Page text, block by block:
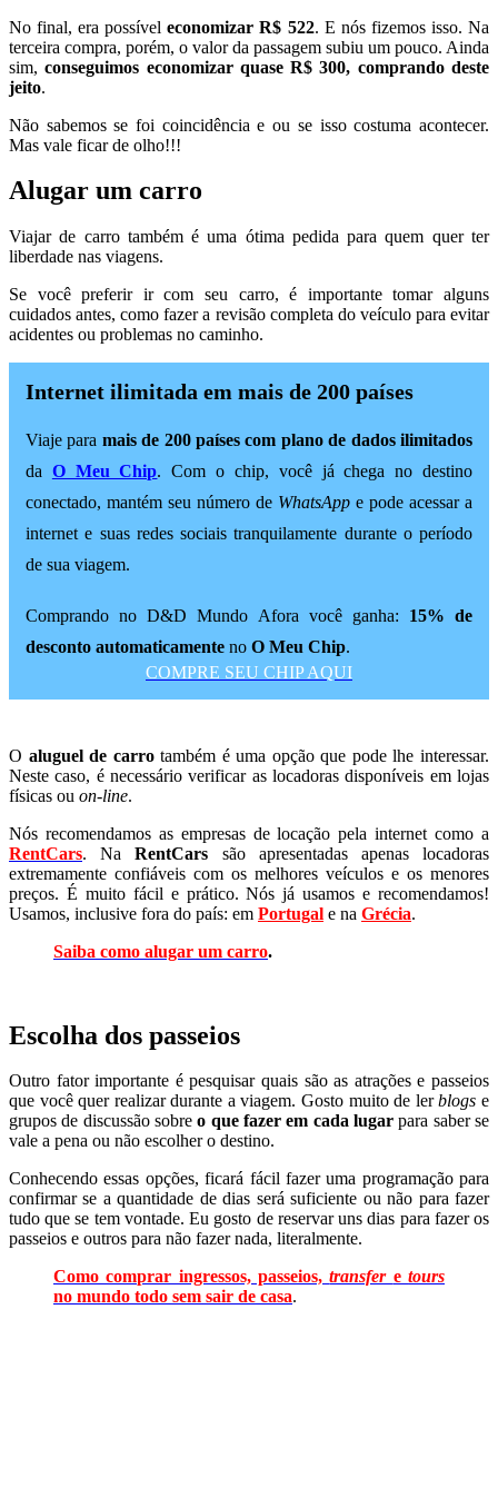
No final, era possíveleconomizar R$ 522. E nós fizemos isso. Na
terceira compra, porém, o valor da passagem subiu um pouco. Ainda
sim,conseguimos economizar quase R$ 300, comprando deste
jeito.
Não sabemos se foi coincidência e ou se isso costuma acontecer.
Mas vale ficar de olho!!!
Alugar um carro
Viajar de carro também é uma ótima pedida para quem quer ter
liberdade nas viagens.
Se você preferir ir com seu carro, é importante tomar alguns
cuidados antes, como fazer a revisão completa do veículo para evitar
acidentes ou problemas no caminho.
Internet ilimitada em mais de 200 países
Viaje para mais de 200 países com plano de dados ilimitados
da O Meu Chip. Com o chip, você já chega no destino
conectado, mantém seu número de WhatsApp e pode acessar a
internet e suas redes sociais tranquilamente durante o período
de sua viagem.
Comprando no D&D Mundo Afora você ganha: 15% de
desconto automaticamente no O Meu Chip.
COMPRE SEU CHIP AQUI
O aluguel de carrotambém é uma opção que pode lhe interessar.
Neste caso, é necessário verificar as locadoras disponíveis em lojas
físicas ou on-line.
Nós recomendamos as empresas de locação pela internet como a
RentCars. NaRentCars são apresentadas apenas locadoras
extremamente confiáveis com os melhores veículos e os menores
preços. É muito fácil e prático. Nós já usamos e recomendamos!
Usamos, inclusive fora do país: em Portugal e na Grécia.
Saiba como alugar um carro.
Escolha dos passeios
Outro fator importante é pesquisar quais são as atrações e passeios
que você quer realizar durante a viagem. Gosto muito de lerblogse
grupos de discussão sobreo que fazer em cada lugar para saber se
vale a pena ou não escolher o destino.
Conhecendo essas opções, ficará fácil fazer uma programação para
confirmar se a quantidade de dias será suficiente ou não para fazer
tudo que se tem vontade. Eu gosto de reservar uns dias para fazer os
passeios e outros para não fazer nada, literalmente.
Como comprar ingressos, passeios,transfer etours
no mundo todo sem sair de casa.